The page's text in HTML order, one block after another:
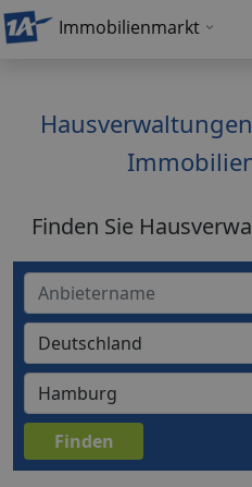
Immobilienmarkt
Finden Sie